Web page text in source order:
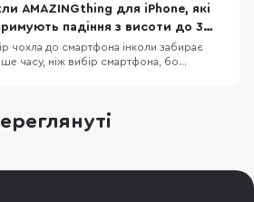
на сайті звісно приємно, але краще
на них вживу, тому сьогодні
к
AMAZINGthing для iPhone, які
падіння з висоти до 3
чохла до смартфона інколи забирає
часу, ніж вибір смартфона, бо
як виробник якісних,
та красивих аксесуарів до iPhone